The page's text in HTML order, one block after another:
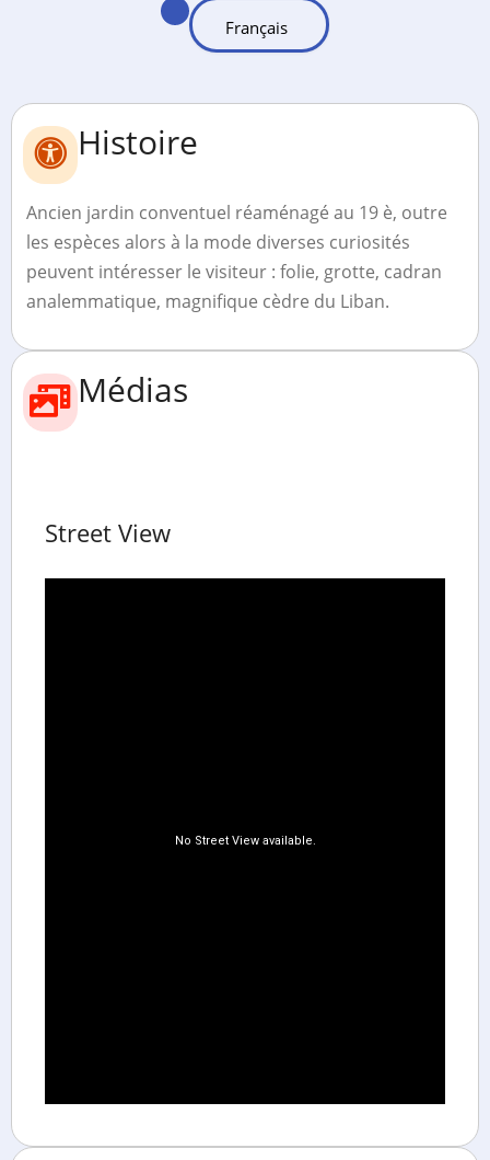
Histoire
Ancien jardin conventuel réaménagé au 19 è, outre
les espèces alors à la mode diverses curiosités
peuvent intéresser le visiteur : folie, grotte, cadran
analemmatique, magnifique cèdre du Liban.
Médias
Street View